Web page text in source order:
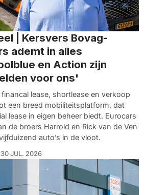
| Kersvers Bovag-
ademt in alles
en Action zijn
voor ons'
lease, shortlease en verkoop
een breed mobiliteitsplatform, dat
lease in eigen beheer biedt. Eurocars
de broers Harrold en Rick van de Ven
auto’s in de vloot.
30 JUL. 2026